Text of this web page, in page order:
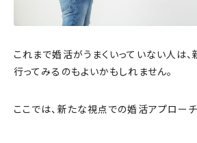
これまで婚活がうまくいっていない人は
行ってみるのもよいかもしれません。
ここでは、新たな視点での婚活アプロー